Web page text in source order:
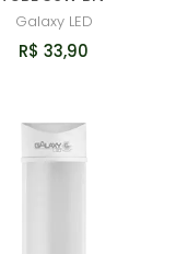
Galaxy LED
R$ 33,90